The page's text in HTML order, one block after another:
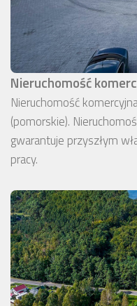
Nieruchomość
Nieruchomość
(pomorskie).
gwarantuje przyszłym
pracy.